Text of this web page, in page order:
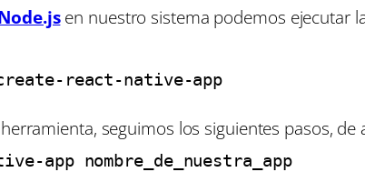
en nuestro sistema podemos ejecutar
react-native-app
seguimos los siguientes pasos,
app nombre_de_nuestra_app